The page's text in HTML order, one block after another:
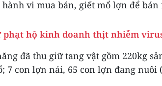
vi mua bán, giết mổ lợn để
phạt hộ kinh doanh thịt nhiễm
đã thu giữ tang vật gồm 220kg
7 con lợn nái, 65 con lợn đang nuôi